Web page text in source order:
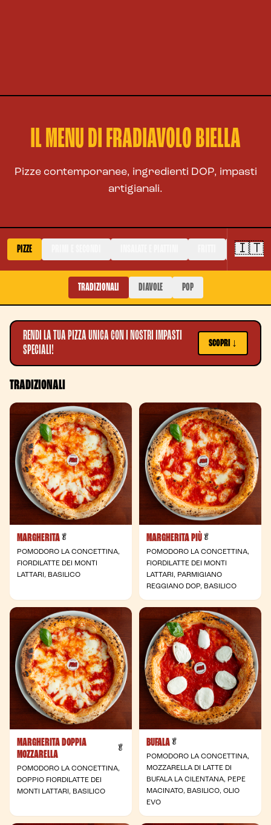
IL MENU DI FRADIAVOLO BIELLA
Pizze contemporanee, ingredienti DOP, impasti
artigianali.
PIZZE DOLCI
🇮🇹
TRADIZIONALI DIAVOLE POP
RENDI LA TUA PIZZA UNICA CON I NOSTRI IMPASTI
SPECIALI!
SCOPRI ↓
TRADIZIONALI
MARGHERITA 🥬
POMODORO LA CONCETTINA,
FIORDILATTE DEI MONTI
LATTARI, BASILICO
MARGHERITA PIÙ 🥬
POMODORO LA CONCETTINA,
FIORDILATTE DEI MONTI
LATTARI, PARMIGIANO
REGGIANO DOP, BASILICO
MARGHERITA DOPPIA
MOZZARELLA
🥬 - Vegetariana
POMODORO LA CONCETTINA,
DOPPIO FIORDILATTE DEI
MONTI LATTARI, BASILICO
BUFALA 🥬
POMODORO LA CONCETTINA,
MOZZARELLA DI LATTE DI
BUFALA LA CILENTANA, PEPE
MACINATO, BASILICO, OLIO
EVO